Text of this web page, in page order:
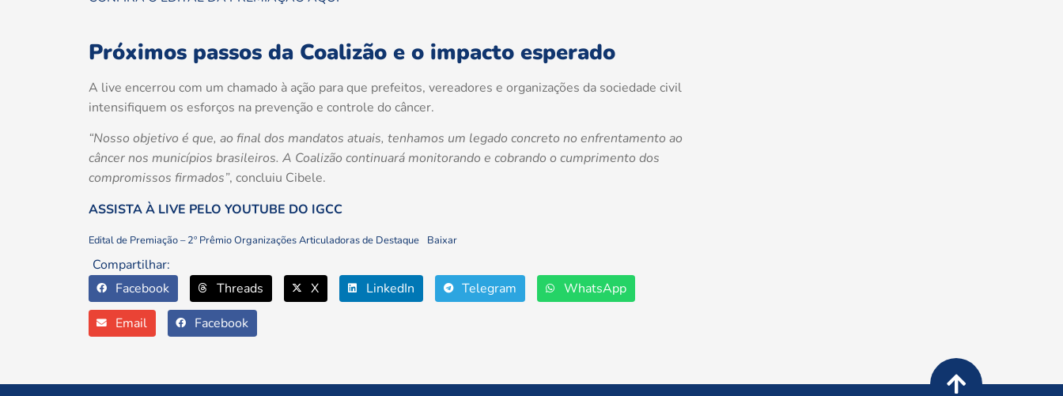
Próximos passos da Coalizão e o impacto esperado
A live encerrou com um chamado à ação para que prefeitos, vereadores e organizações da sociedade civil
intensifiquem os esforços na prevenção e controle do câncer.
“Nosso objetivo é que, ao final dos mandatos atuais, tenhamos um legado concreto no enfrentamento ao
câncer nos municípios brasileiros. A Coalizão continuará monitorando e cobrando o cumprimento dos
compromissos firmados”, concluiu Cibele.
ASSISTA À LIVE PELO YOUTUBE DO IGCC
Edital de Premiação – 2º Prêmio Organizações Articuladoras de Destaque Baixar
Compartilhar:
Facebook
Threads X LinkedIn Telegram
WhatsApp
Email
Facebook